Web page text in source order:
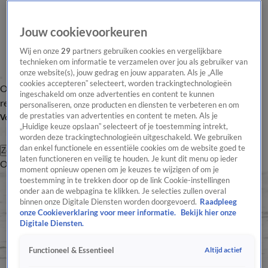
Overzicht Laatste nieuws Regionieuws Het beste van Hart
Tip de
redactie
Volg Hart van Nederland
Zoeken
OverzichtRegioUitzendingenWeerTip de redactiePanelVideo's
Jouw cookievoorkeuren
Wij en onze29 partners gebruiken cookies en vergelijkbare
technieken om informatie te verzamelen over jou als gebruiker van
onze website(s), jouw gedrag en jouw apparaten. Als je „Alle
cookies accepteren” selecteert, worden trackingtechnologieën
ingeschakeld om onze advertenties en content te kunnen
personaliseren, onze producten en diensten te verbeteren en om
de prestaties van advertenties en content te meten. Als je
„Huidige keuze opslaan” selecteert of je toestemming intrekt,
worden deze trackingtechnologieën uitgeschakeld. We gebruiken
dan enkel functionele en essentiële cookies om de website goed te
laten functioneren en veilig te houden. Je kunt dit menu op ieder
moment opnieuw openen om je keuzes te wijzigen of om je
toestemming in te trekken door op de link Cookie-instellingen
onder aan de webpagina te klikken. Je selecties zullen overal
binnen onze Digitale Diensten worden doorgevoerd. Raadpleeg
onze Cookieverklaring voor meer informatie.
Bekijk hier onze
Digitale Diensten.
Functioneel & Essentieel Altijd actief